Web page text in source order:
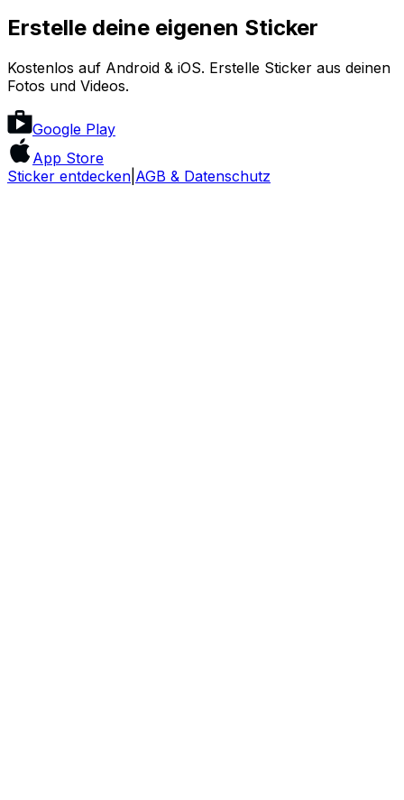
Erstelle deine eigenen Sticker
Kostenlos auf Android & iOS. Erstelle Sticker aus deinen
Fotos und Videos.
Google Play
App Store
Sticker entdecken AGB & Datenschutz